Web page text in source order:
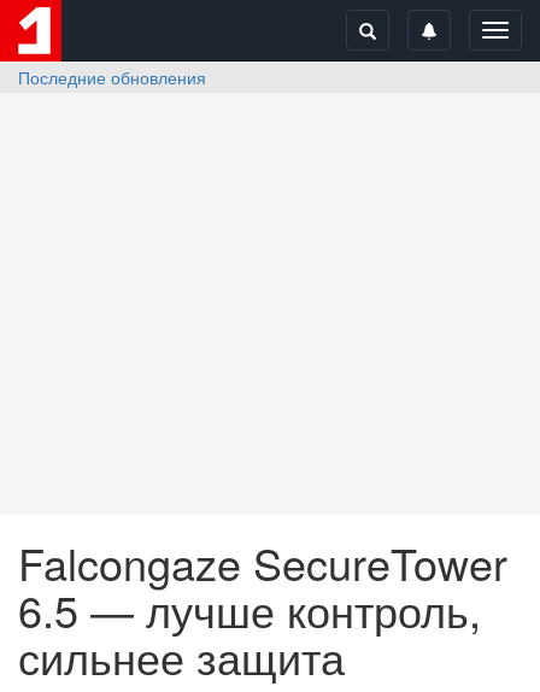
Последние обновления
Falcongaze SecureTower
6.5 — лучше контроль,
сильнее защита